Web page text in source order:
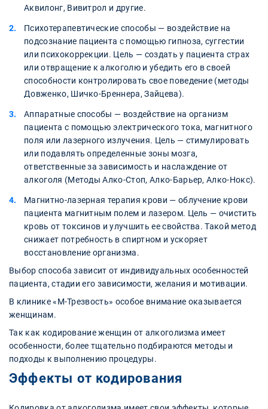
Аквилонг, Вивитрол и другие.
Психотерапевтические способы — воздействие на
подсознание пациента с помощью гипноза, суггестии
или психокоррекции. Цель — создать у пациента страх
или отвращение к алкоголю и убедить его в своей
способности контролировать свое поведение (методы
Довженко, Шичко-Бреннера, Зайцева).
Аппаратные способы — воздействие на организм
пациента с помощью электрического тока, магнитного
поля или лазерного излучения. Цель — стимулировать
или подавлять определенные зоны мозга,
ответственные за зависимость и наслаждение от
алкоголя (Методы Алко-Стоп, Алко-Барьер, Алко-Нокс).
Магнитно-лазерная терапия крови — облучение крови
пациента магнитным полем и лазером. Цель — очистить
кровь от токсинов и улучшить ее свойства. Такой метод
снижает потребность в спиртном и ускоряет
восстановление организма.
Выбор способа зависит от индивидуальных особенностей
пациента, стадии его зависимости, желания и мотивации.
В клинике «М-Трезвость» особое внимание оказывается
женщинам.
Так как кодирование женщин от алкоголизма имеет
особенности, более тщательно подбираются методы и
подходы к выполнению процедуры.
Эффекты от кодирования